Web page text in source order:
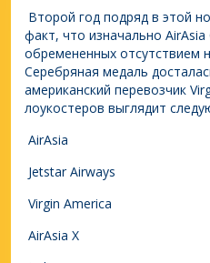
Второй год подряд в этой
факт, что изначально
обремененных отсутствием
Серебряная медаль
американский перевозчик
лоукостеров выглядит
AirAsia
Jetstar Airways
Virgin America
AirAsia X